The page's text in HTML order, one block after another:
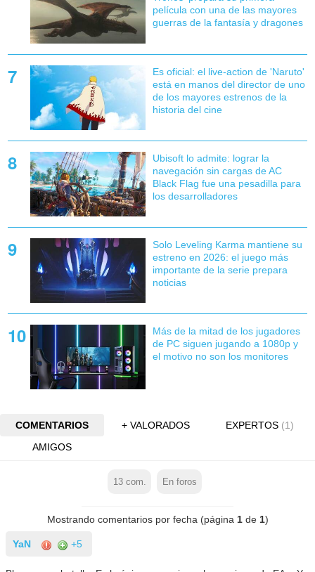
película con una de las mayores
guerras de la fantasía y dragones
Es oficial: el live-action de 'Naruto'
está en manos del director de uno
de los mayores estrenos de la
historia del cine
Ubisoft lo admite: lograr la
navegación sin cargas de AC
Black Flag fue una pesadilla para
los desarrolladores
Solo Leveling Karma mantiene su
estreno en 2026: el juego más
importante de la serie prepara
noticias
Más de la mitad de los jugadores
de PC siguen jugando a 1080p y
el motivo no son los monitores
COMENTARIOS + VALORADOS EXPERTOS (1)
AMIGOS
13com. En foros
Mostrando comentarios por fecha (página 1de 1)
YaN +5